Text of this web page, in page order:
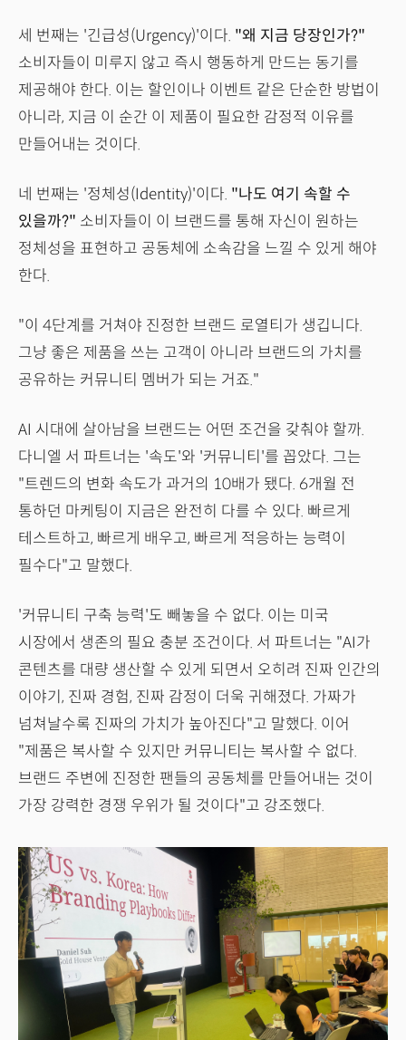
세 번째는 '긴급성(Urgency)'이다. "왜 지금 당장인가?"
소비자들이 미루지 않고 즉시 행동하게 만드는 동기를
제공해야 한다. 이는 할인이나 이벤트 같은 단순한 방법이
아니라, 지금 이 순간 이 제품이 필요한 감정적 이유를
만들어내는 것이다.
네 번째는 '정체성(Identity)'이다. "나도 여기 속할 수
있을까?" 소비자들이 이 브랜드를 통해 자신이 원하는
정체성을 표현하고 공동체에 소속감을 느낄 수 있게 해야
한다.
"이 4단계를 거쳐야 진정한 브랜드 로열티가 생깁니다.
그냥 좋은 제품을 쓰는 고객이 아니라 브랜드의 가치를
공유하는 커뮤니티 멤버가 되는 거죠."
AI 시대에 살아남을 브랜드는 어떤 조건을 갖춰야 할까.
다니엘 서 파트너는 '속도'와 '커뮤니티'를 꼽았다. 그는
"트렌드의 변화 속도가 과거의 10배가 됐다. 6개월 전
통하던 마케팅이 지금은 완전히 다를 수 있다. 빠르게
테스트하고, 빠르게 배우고, 빠르게 적응하는 능력이
필수다"고 말했다.
'커뮤니티 구축 능력'도 빼놓을 수 없다. 이는 미국
시장에서 생존의 필요 충분 조건이다. 서 파트너는 "AI가
콘텐츠를 대량 생산할 수 있게 되면서 오히려 진짜 인간의
이야기, 진짜 경험, 진짜 감정이 더욱 귀해졌다. 가짜가
넘쳐날수록 진짜의 가치가 높아진다"고 말했다. 이어
"제품은 복사할 수 있지만 커뮤니티는 복사할 수 없다.
브랜드 주변에 진정한 팬들의 공동체를 만들어내는 것이
가장 강력한 경쟁 우위가 될 것이다"고 강조했다.